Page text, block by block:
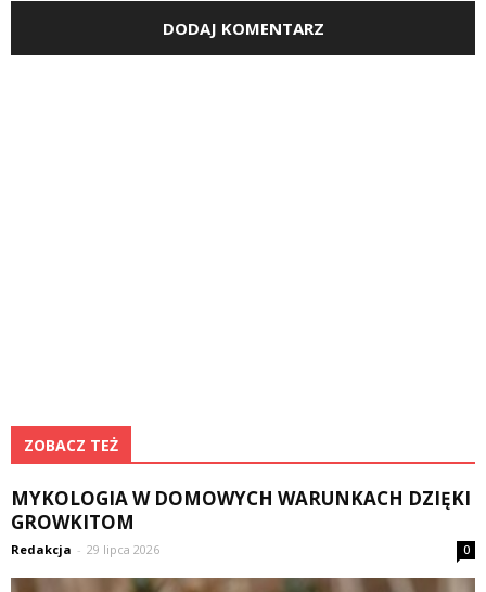
ZOBACZ TEŻ
MYKOLOGIA W DOMOWYCH WARUNKACH DZIĘKI
GROWKITOM
Redakcja - 29 lipca 2026 0